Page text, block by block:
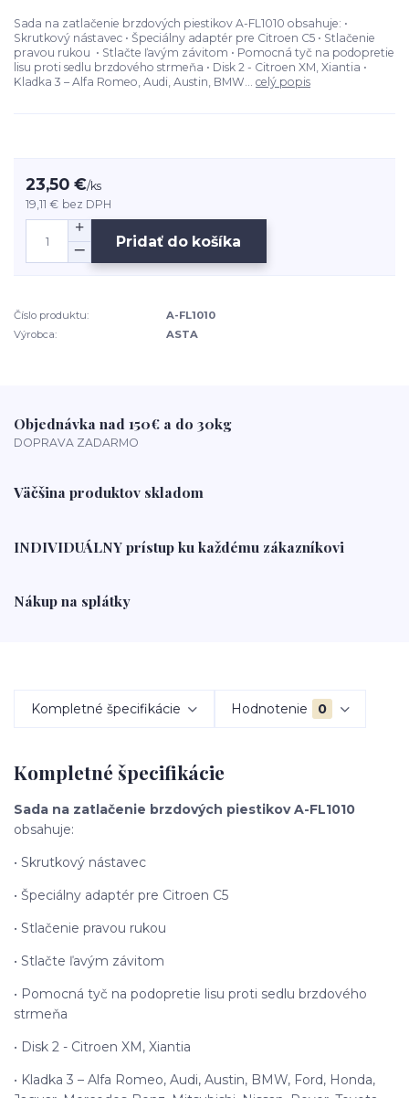
Sada na zatlačenie brzdových piestikov A-FL1010 obsahuje: •
Skrutkový nástavec • Špeciálny adaptér pre Citroen C5 • Stlačenie
pravou rukou • Stlačte ľavým závitom • Pomocná tyč na podopretie
lisu proti sedlu brzdového strmeňa • Disk 2 - Citroen XM, Xiantia •
Kladka 3 – Alfa Romeo, Audi, Austin, BMW... celý popis
23,50 €/ks
19,11 € bez DPH
Pridať do košíka
Číslo produktu:
A-FL1010
Výrobca:
ASTA
Objednávka nad 150€ a do 30kg
DOPRAVA ZADARMO
Väčšina produktov skladom
INDIVIDUÁLNY prístup ku každému zákazníkovi
Nákup na splátky
Kompletné špecifikácie Hodnotenie 0
Kompletné špecifikácie
Sada na zatlačenie brzdových piestikov A-FL1010
obsahuje:
• Skrutkový nástavec
• Špeciálny adaptér pre Citroen C5
• Stlačenie pravou rukou
• Stlačte ľavým závitom
• Pomocná tyč na podopretie lisu proti sedlu brzdového
strmeňa
• Disk 2 - Citroen XM, Xiantia
• Kladka 3 – Alfa Romeo, Audi, Austin, BMW, Ford, Honda,